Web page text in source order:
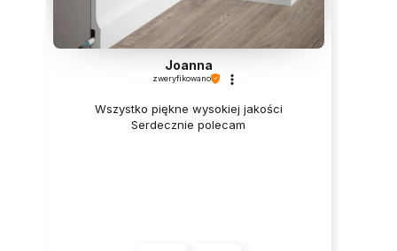
Joanna
zweryfikowano
Wszystko piękne wysokiej jakości
Serdecznie polecam